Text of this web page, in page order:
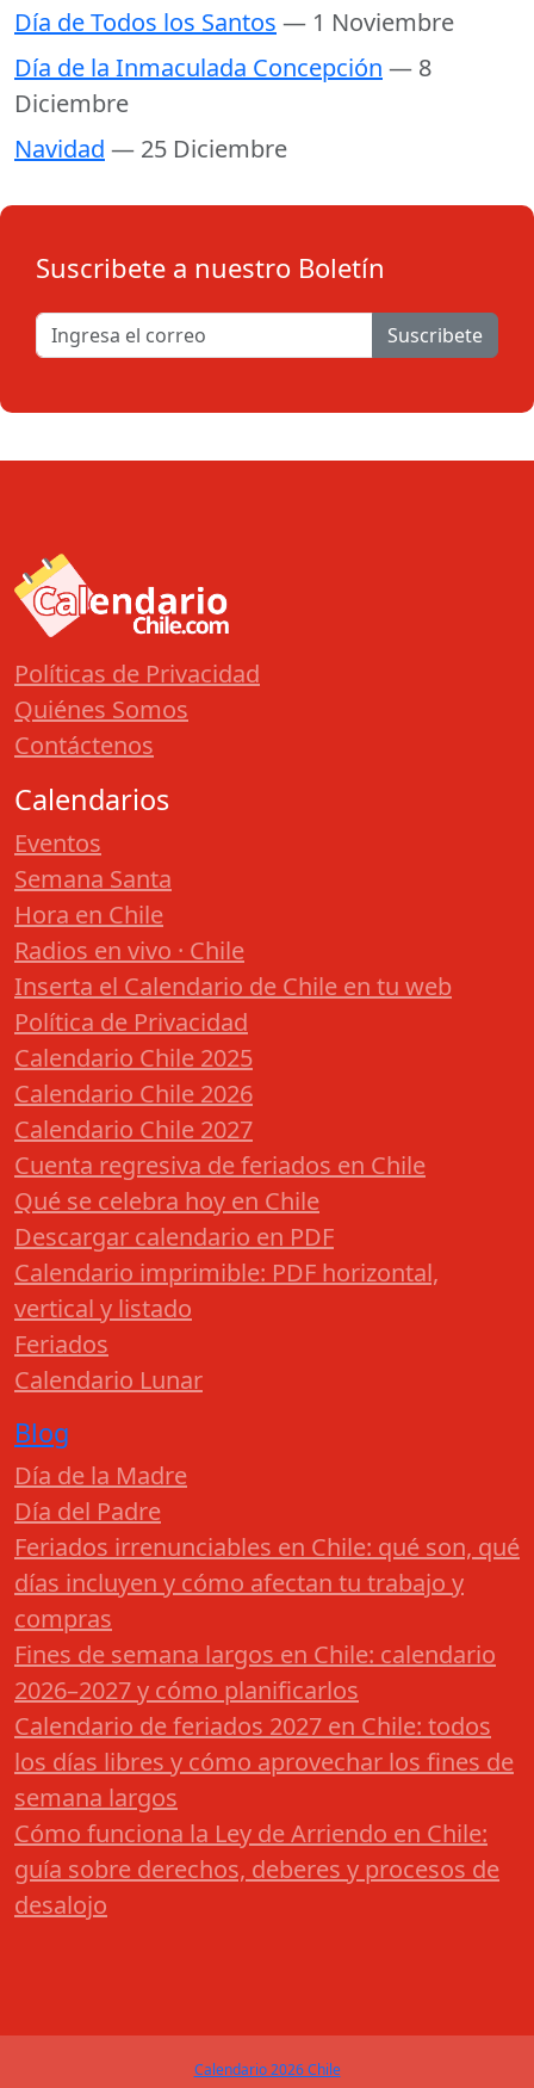
Día de Todos los Santos — 1 Noviembre
Día de la Inmaculada Concepción — 8
Diciembre
Navidad — 25 Diciembre
Suscribete a nuestro Boletín
Suscribete
Políticas de Privacidad
Quiénes Somos
Contáctenos
Calendarios
Eventos
Semana Santa
Hora en Chile
Radios en vivo · Chile
Inserta el Calendario de Chile en tu web
Política de Privacidad
Calendario Chile 2025
Calendario Chile 2026
Calendario Chile 2027
Cuenta regresiva de feriados en Chile
Qué se celebra hoy en Chile
Descargar calendario en PDF
Calendario imprimible: PDF horizontal,
vertical y listado
Feriados
Calendario Lunar
Blog
Día de la Madre
Día del Padre
Feriados irrenunciables en Chile: qué son, qué
días incluyen y cómo afectan tu trabajo y
compras
Fines de semana largos en Chile: calendario
2026–2027 y cómo planificarlos
Calendario de feriados 2027 en Chile: todos
los días libres y cómo aprovechar los fines de
semana largos
Cómo funciona la Ley de Arriendo en Chile:
guía sobre derechos, deberes y procesos de
desalojo
Calendario 2026 Chile